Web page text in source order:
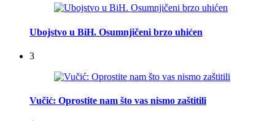
Ubojstvo u BiH. Osumnjičeni brzo uhićen
3
Vučić: Oprostite nam što vas nismo zaštitili